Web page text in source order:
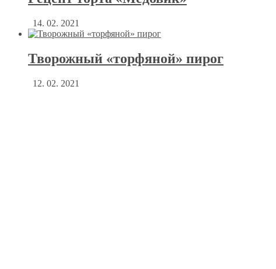
14. 02. 2021
Творожный «торфяной» пирог
12. 02. 2021